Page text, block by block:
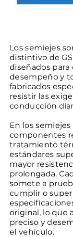
Los semiejes
distintivo de
diseñados para
desempeño y
fabricados
resistir las
conducción
En los semiejes
componentes
tratamiento
estándares
mayor
prolongada.
somete a
cumplir o
original, lo que
preciso y
el vehículo.